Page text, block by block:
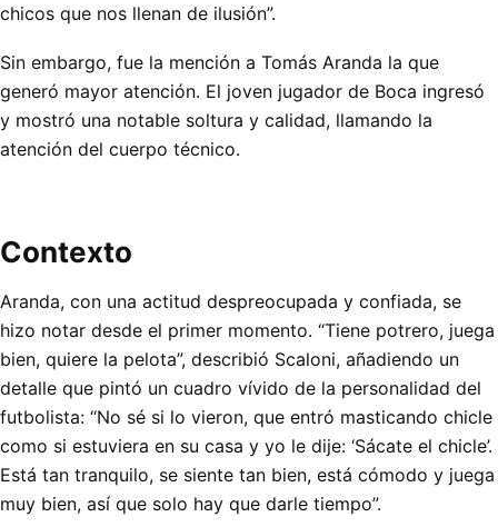
chicos que nos llenan de ilusión”.
Sin embargo, fue la mención a Tomás Aranda la que
generó mayor atención. El joven jugador de Boca ingresó
y mostró una notable soltura y calidad, llamando la
atención del cuerpo técnico.
Contexto
Aranda, con una actitud despreocupada y confiada, se
hizo notar desde el primer momento. “Tiene potrero, juega
bien, quiere la pelota”, describió Scaloni, añadiendo un
detalle que pintó un cuadro vívido de la personalidad del
futbolista: “No sé si lo vieron, que entró masticando chicle
como si estuviera en su casa y yo le dije: ‘Sácate el chicle’.
Está tan tranquilo, se siente tan bien, está cómodo y juega
muy bien, así que solo hay que darle tiempo”.